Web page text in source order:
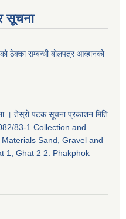
सूचना
ठेक्का सम्बन्धी बोलपत्र आव्हानको
। तेस्रो पटक सूचना प्रकाशन मिति
83-1 Collection and
Sand, Gravel and
1, Ghat 2 2. Phakphok